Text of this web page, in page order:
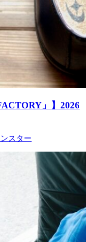
」】2026
スター